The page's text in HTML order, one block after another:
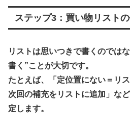
ステップ3：買い物リスト
リストは思いつきで書くのでは
書く”ことが大切です。
たとえば、「定位置にない＝リ
次回の補充をリストに追加」な
定します。